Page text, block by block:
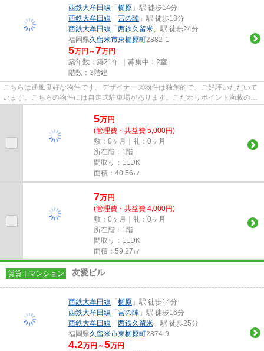
西鉄大牟田線 「櫛原 」駅 徒歩14分
西鉄大牟田線 「宮の陣 」駅 徒歩18分
西鉄大牟田線 「西鉄久留米 」駅 徒歩24分
福岡県久留米市東櫛原町2882-1
5万円～7万円
築年数：築21年 ｜募集中： 2室
階数：3階建
こちらは通風良好な物件です。デザイナーズ物件は独創的で、ご好評いただいて
います。こちらの物件には自走式駐車場があります。こだわりポイント満載のラ
ビーナ櫛原。久留米市エリア...
5万円
(管理費・共益費 5,000円)
敷：0ヶ月｜礼：0ヶ月
所在階：1階
間取り：1LDK
面積：40.56㎡
7万円
(管理費・共益費 4,000円)
敷：0ヶ月｜礼：0ヶ月
所在階：1階
間取り：1LDK
面積：59.27㎡
賃貸｜マンション 友愛ビル
西鉄大牟田線 「櫛原 」駅 徒歩14分
西鉄大牟田線 「宮の陣 」駅 徒歩16分
西鉄大牟田線 「西鉄久留米 」駅 徒歩25分
福岡県久留米市東櫛原町2874-9
4.2万円～5万円